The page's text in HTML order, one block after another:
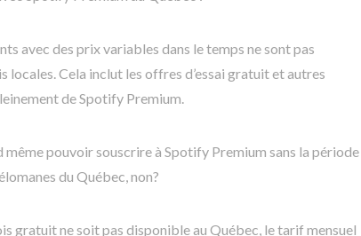
avec des prix variables dans le temps ne sont pas
locales. Cela inclut les offres d’essai gratuit et autres
de Spotify Premium.
même pouvoir souscrire à Spotify Premium sans la période
du Québec, non?
gratuit ne soit pas disponible au Québec, le tarif mensuel